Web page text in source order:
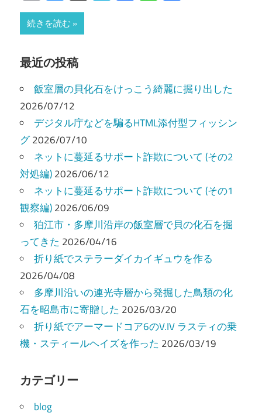
続きを読む
最近の投稿
飯室層の貝化石をけっこう綺麗に掘り出した
2026/07/12
デジタル庁などを騙るHTML添付型フィッシン
グ2026/07/10
ネットに蔓延るサポート詐欺について (その2
対処編)2026/06/12
ネットに蔓延るサポート詐欺について (その1
観察編)2026/06/09
狛江市・多摩川沿岸の飯室層で貝の化石を掘
ってきた 2026/04/16
折り紙でステラーダイカイギュウを作る
2026/04/08
多摩川沿いの連光寺層から発掘した鳥類の化
石を昭島市に寄贈した 2026/03/20
折り紙でアーマードコア6のV.IV ラスティの乗
機・スティールヘイズを作った 2026/03/19
カテゴリー
blog